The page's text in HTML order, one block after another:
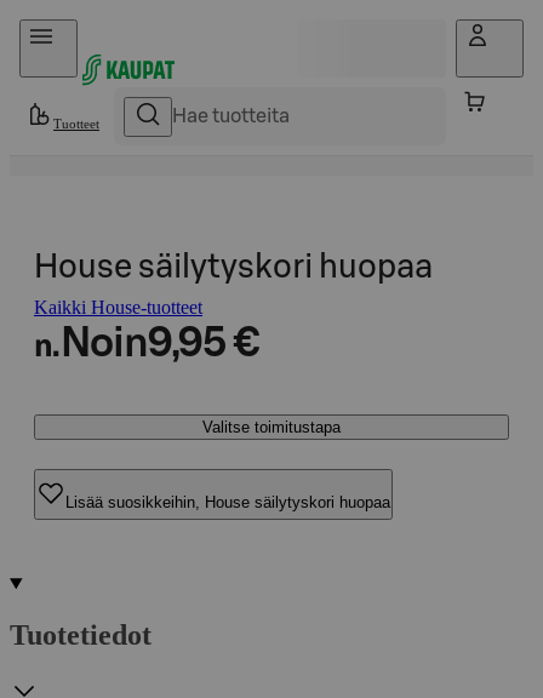
Hyppää sisältöön
Tuotteet
House säilytyskori huopaa
Kaikki House-tuotteet
n. Noin9,95 €
Valitse toimitustapa
Lisää suosikkeihin, House säilytyskori huopaa
Tuotetiedot